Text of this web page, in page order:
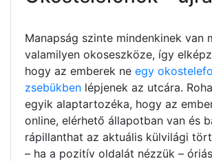
Manapság szinte mindenkinek van
valamilyen okoseszköze, így
hogy az emberek ne egy
zsebükben lépjenek az utcára.
egyik alaptartozéka, hogy az
online, elérhető állapotban van és
rápillanthat az aktuális külvilági
– ha a pozitív oldalát nézzük –